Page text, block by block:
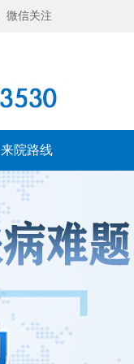
微信关注
来院路线